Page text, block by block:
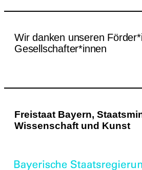
Wir danken unseren
Gesellschafter*innen
Freistaat Bayern,
Wissenschaft und Kunst